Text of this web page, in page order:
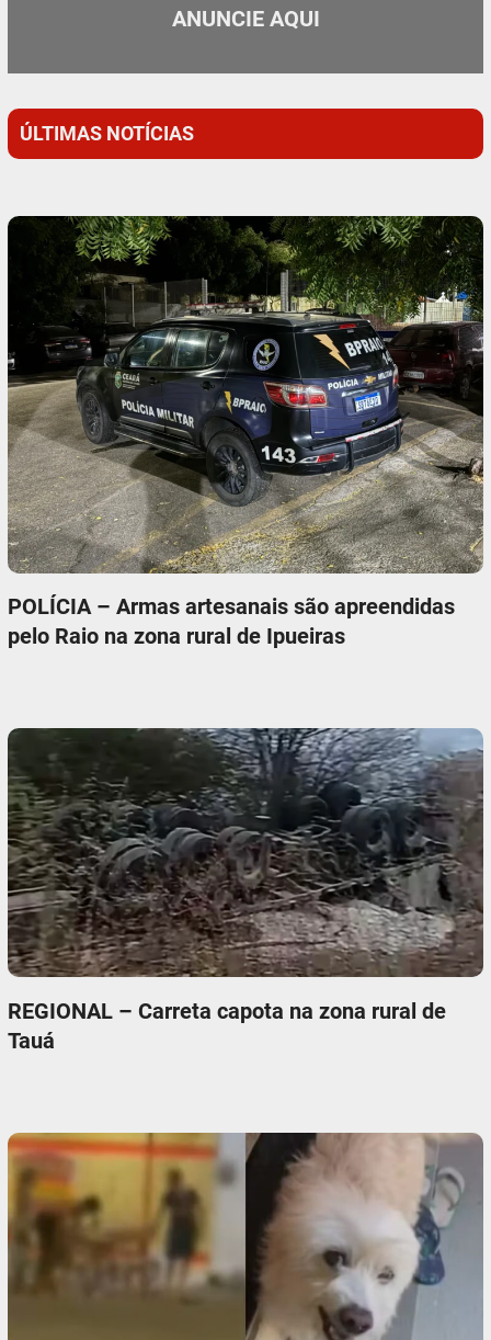
ANUNCIE AQUI
ÚLTIMAS NOTÍCIAS
POLÍCIA – Armas artesanais são apreendidas
pelo Raio na zona rural de Ipueiras
REGIONAL – Carreta capota na zona rural de
Tauá